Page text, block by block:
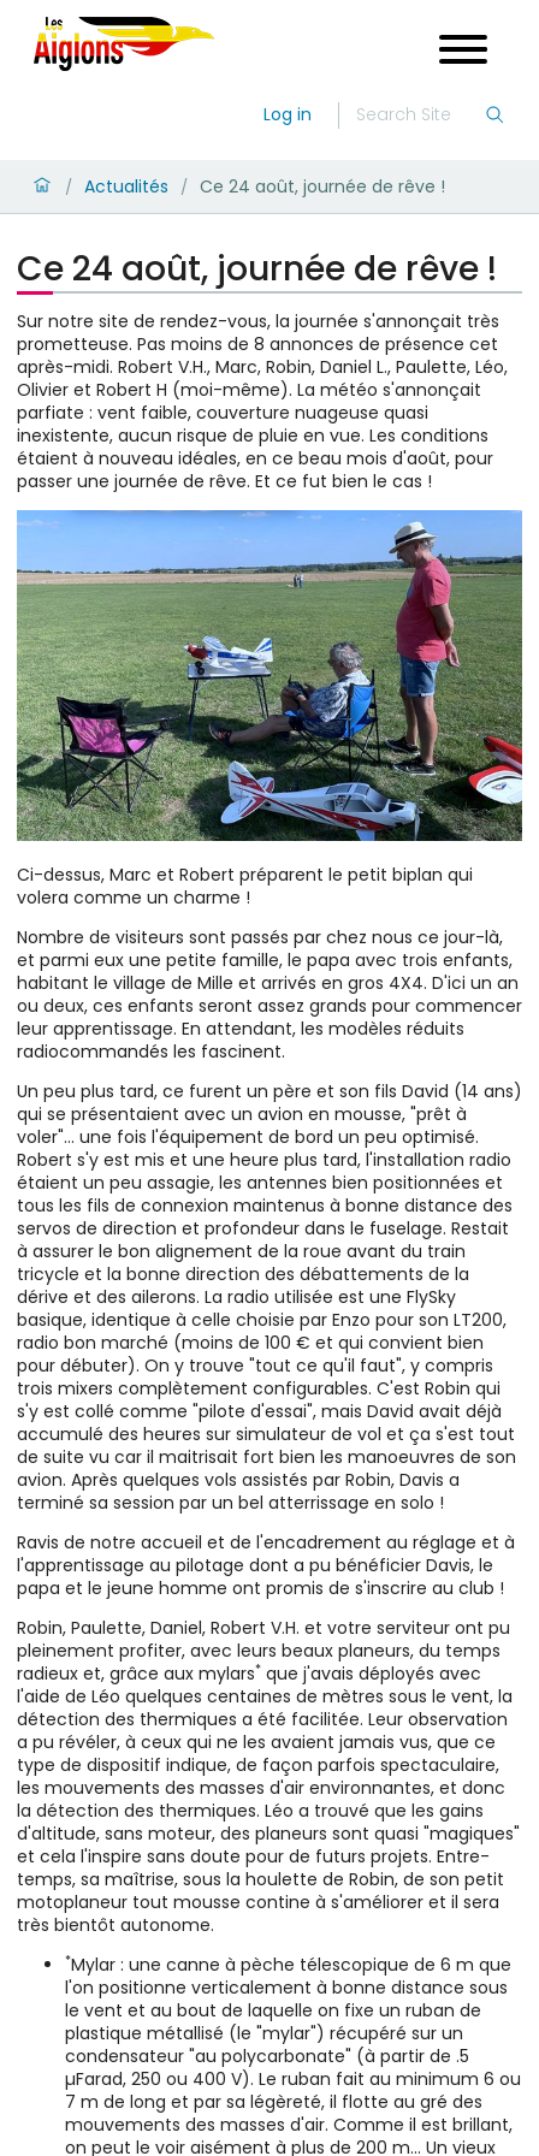
Log in
/ Actualités / Ce 24 août, journée de rêve !
Ce 24 août, journée de rêve !
Sur notre site de rendez-vous, la journée s'annonçait très
prometteuse. Pas moins de 8 annonces de présence cet
après-midi. Robert V.H., Marc, Robin, Daniel L., Paulette, Léo,
Olivier et Robert H (moi-même). La météo s'annonçait
parfiate : vent faible, couverture nuageuse quasi
inexistente, aucun risque de pluie en vue. Les conditions
étaient à nouveau idéales, en ce beau mois d'août, pour
passer une journée de rêve. Et ce fut bien le cas !
Ci-dessus, Marc et Robert préparent le petit biplan qui
volera comme un charme !
Nombre de visiteurs sont passés par chez nous ce jour-là,
et parmi eux une petite famille, le papa avec trois enfants,
habitant le village de Mille et arrivés en gros 4X4. D'ici un an
ou deux, ces enfants seront assez grands pour commencer
leur apprentissage. En attendant, les modèles réduits
radiocommandés les fascinent.
Un peu plus tard, ce furent un père et son fils David (14 ans)
qui se présentaient avec un avion en mousse, "prêt à
voler"... une fois l'équipement de bord un peu optimisé.
Robert s'y est mis et une heure plus tard, l'installation radio
étaient un peu assagie, les antennes bien positionnées et
tous les fils de connexion maintenus à bonne distance des
servos de direction et profondeur dans le fuselage. Restait
à assurer le bon alignement de la roue avant du train
tricycle et la bonne direction des débattements de la
dérive et des ailerons. La radio utilisée est une FlySky
basique, identique à celle choisie par Enzo pour son LT200,
radio bon marché (moins de 100 € et qui convient bien
pour débuter). On y trouve "tout ce qu'il faut", y compris
trois mixers complètement configurables. C'est Robin qui
s'y est collé comme "pilote d'essai", mais David avait déjà
accumulé des heures sur simulateur de vol et ça s'est tout
de suite vu car il maitrisait fort bien les manoeuvres de son
avion. Après quelques vols assistés par Robin, Davis a
terminé sa session par un bel atterrissage en solo !
Ravis de notre accueil et de l'encadrement au réglage et à
l'apprentissage au pilotage dont a pu bénéficier Davis, le
papa et le jeune homme ont promis de s'inscrire au club !
Robin, Paulette, Daniel, Robert V.H. et votre serviteur ont pu
pleinement profiter, avec leurs beaux planeurs, du temps
radieux et, grâce aux mylars* que j'avais déployés avec
l'aide de Léo quelques centaines de mètres sous le vent, la
détection des thermiques a été facilitée. Leur observation
a pu révéler, à ceux qui ne les avaient jamais vus, que ce
type de dispositif indique, de façon parfois spectaculaire,
les mouvements des masses d'air environnantes, et donc
la détection des thermiques. Léo a trouvé que les gains
d'altitude, sans moteur, des planeurs sont quasi "magiques"
et cela l'inspire sans doute pour de futurs projets. Entre-
temps, sa maîtrise, sous la houlette de Robin, de son petit
motoplaneur tout mousse contine à s'améliorer et il sera
très bientôt autonome.
*Mylar : une canne à pèche télescopique de 6 m que
l'on positionne verticalement à bonne distance sous
le vent et au bout de laquelle on fixe un ruban de
plastique métallisé (le "mylar") récupéré sur un
condensateur "au polycarbonate" (à partir de .5
µFarad, 250 ou 400 V). Le ruban fait au minimum 6 ou
7 m de long et par sa légèreté, il flotte au gré des
mouvements des masses d'air. Comme il est brillant,
on peut le voir aisément à plus de 200 m... Un vieux